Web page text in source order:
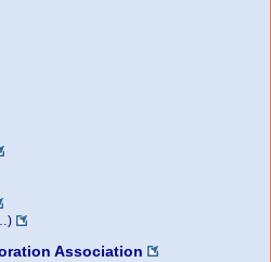
Association